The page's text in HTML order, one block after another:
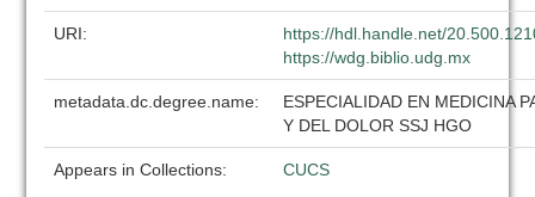
URI:
https://hdl.handle.net/
https://wdg.biblio.udg.mx
metadata.dc.degree.name:
ESPECIALIDAD EN MEDICINA
Y DEL DOLOR SSJ HGO
Appears in Collections: CUCS